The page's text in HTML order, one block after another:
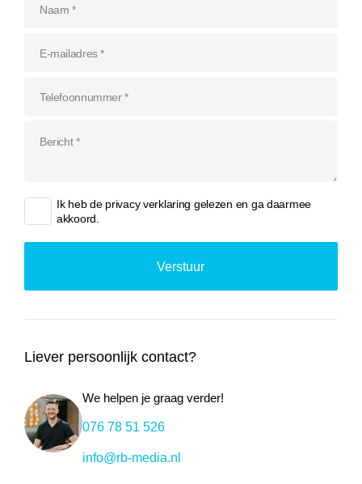
Ik heb de privacy verklaring gelezen en ga daarmee
akkoord.
Liever persoonlijk contact?
We helpen je graag verder!
076 78 51 526
info@rb-media.nl